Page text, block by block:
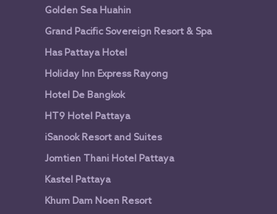
Golden Sea Huahin
Grand Pacific Sovereign Resort & Spa
Has Pattaya Hotel
Holiday Inn Express Rayong
Hotel De Bangkok
HT9 Hotel Pattaya
iSanook Resort and Suites
Jomtien Thani Hotel Pattaya
Kastel Pattaya
Khum Dam Noen Resort